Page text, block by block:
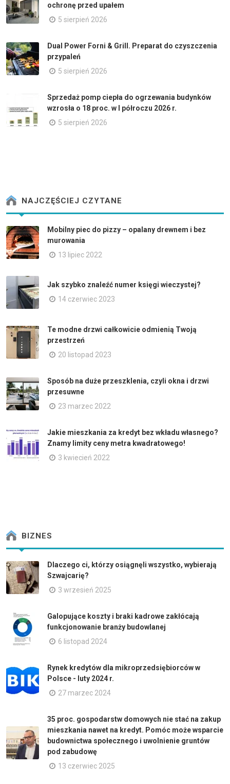
ochronę przed upałem
5 sierpień 2026
Dual Power Forni & Grill. Preparat do czyszczenia
przypaleń
5 sierpień 2026
Sprzedaż pomp ciepła do ogrzewania budynków
wzrosła o 18 proc. w I półroczu 2026 r.
5 sierpień 2026
NAJCZĘŚCIEJ CZYTANE
Mobilny piec do pizzy – opalany drewnem i bez
murowania
13 lipiec 2022
Jak szybko znaleźć numer księgi wieczystej?
14 czerwiec 2023
Te modne drzwi całkowicie odmienią Twoją
przestrzeń
20 listopad 2023
Sposób na duże przeszklenia, czyli okna i drzwi
przesuwne
23 marzec 2022
Jakie mieszkania za kredyt bez wkładu własnego?
Znamy limity ceny metra kwadratowego!
3 kwiecień 2022
BIZNES
Dlaczego ci, którzy osiągnęli wszystko, wybierają
Szwajcarię?
3 wrzesień 2025
Galopujące koszty i braki kadrowe zakłócają
funkcjonowanie branży budowlanej
6 listopad 2024
Rynek kredytów dla mikroprzedsiębiorców w
Polsce - luty 2024 r.
27 marzec 2024
35 proc. gospodarstw domowych nie stać na zakup
mieszkania nawet na kredyt. Pomóc może wsparcie
budownictwa społecznego i uwolnienie gruntów
pod zabudowę
13 czerwiec 2025